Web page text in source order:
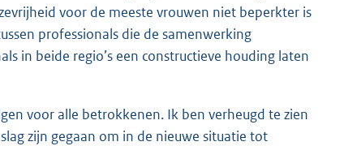
voor de meeste vrouwen niet beperkter is
professionals die de samenwerking
in beide regio’s een constructieve houding laten
voor alle betrokkenen. Ik ben verheugd te zien
zijn gegaan om in de nieuwe situatie tot